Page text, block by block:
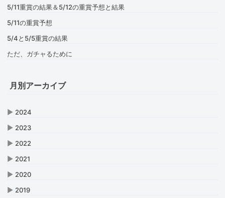
5/11重賞の結果＆5/12の重賞予想と結果
5/11の重賞予想
5/4と5/5重賞の結果
ただ、ガチャるために
月別アーカイブ
▶ 2024
▶ 2023
▶ 2022
▶ 2021
▶ 2020
▶ 2019